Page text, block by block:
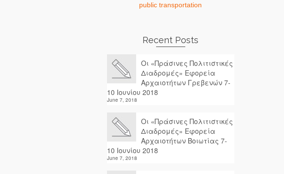
public transportation
Recent Posts
Οι «Πράσινες Πολιτιστικές
Διαδρομές» Εφορεία
Αρχαιοτήτων Γρεβενών 7-
10 Ιουνίου 2018
June 7, 2018
Οι «Πράσινες Πολιτιστικές
Διαδρομές» Εφορεία
Αρχαιοτήτων Βοιωτίας 7-
10 Ιουνίου 2018
June 7, 2018